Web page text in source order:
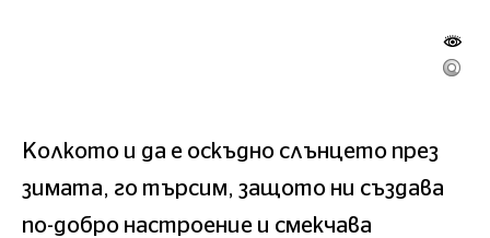
Колкото и да е оскъдно слънцето през
зимата, го търсим, защото ни създава
по-добро настроение и смекчава